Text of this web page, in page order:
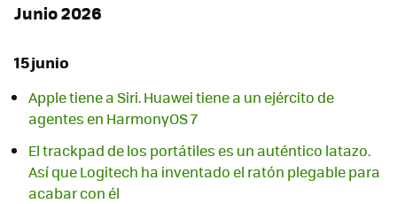
Junio 2026
15 junio
Apple tiene a Siri. Huawei tiene a un ejército de
agentes en HarmonyOS 7
El trackpad de los portátiles es un auténtico latazo.
Así que Logitech ha inventado el ratón plegable para
acabar con él